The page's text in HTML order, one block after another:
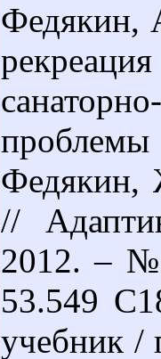
Федякин,
Федякин,
//
2012. –
53.549
учебник